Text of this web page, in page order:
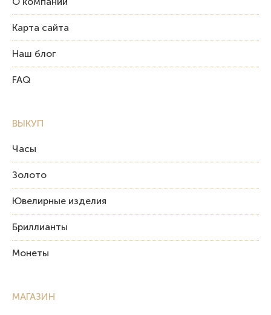
Карта сайта
Наш блог
FAQ
ВЫКУП
Часы
Золото
Ювелирные изделия
Бриллианты
Монеты
МАГАЗИН